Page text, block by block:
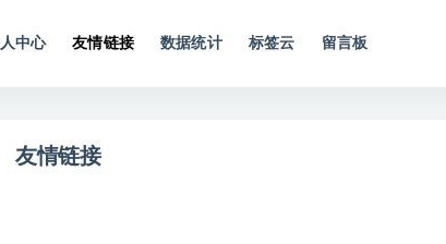
中心 友情链接 数据统计 标签云 留言板
友情链接